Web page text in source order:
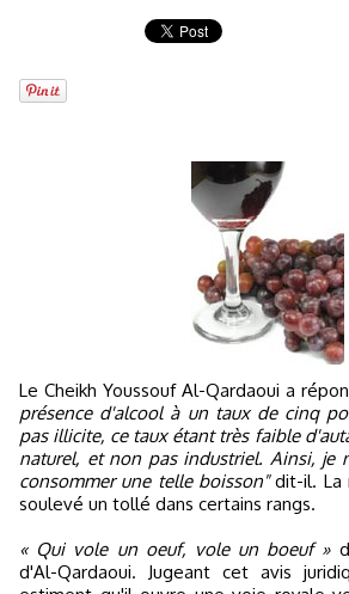
Le Cheikh Youssouf Al-Qardaoui a
présence d'alcool à un taux de cinq
pas illicite, ce taux étant très faible
naturel, et non pas industriel. Ainsi, je
consommer une telle boisson"dit-il. La
soulevé un tollé dans certains rangs.
« Qui vole un oeuf, vole un boeuf »
d'Al-Qardaoui. Jugeant cet avis